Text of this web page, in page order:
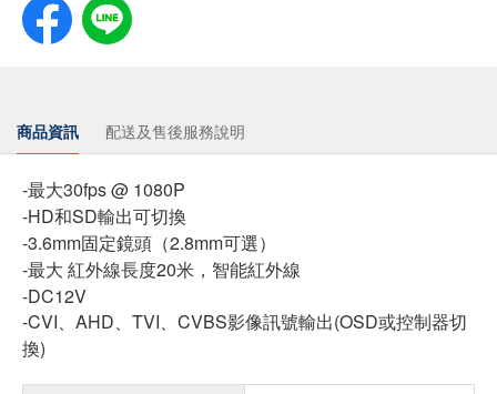
商品資訊 配送及售後服務說明
-最大30fps @ 1080P
-HD和SD輸出可切換
-3.6mm固定鏡頭（2.8mm可選）
-最大 紅外線長度20米，智能紅外線
-DC12V
-CVI、AHD、TVI、CVBS影像訊號輸出(OSD或控制器切
換)